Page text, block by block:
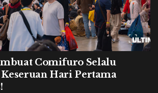
Comifuro Selalu
Hari Pertama